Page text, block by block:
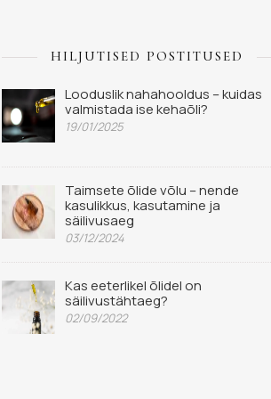
HILJUTISED POSTITUSED
Looduslik nahahooldus – kuidas
valmistada ise kehaõli?
19/01/2025
Taimsete õlide võlu – nende
kasulikkus, kasutamine ja
säilivusaeg
03/12/2024
Kas eeterlikel õlidel on
säilivustähtaeg?
02/09/2022